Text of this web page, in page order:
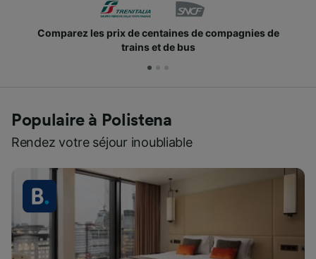
Comparez les prix de centaines de compagnies de
trains et de bus
Populaire à Polistena
Rendez votre séjour inoubliable